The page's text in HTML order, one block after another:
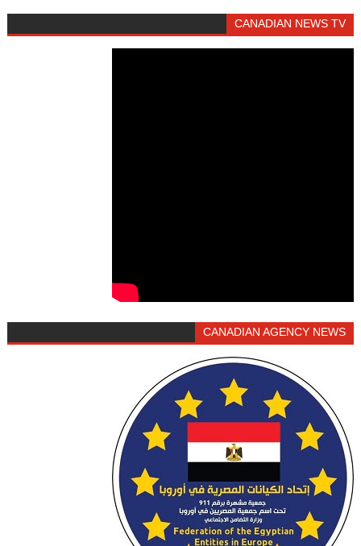
CANADIAN NEWS TV
CANADIAN AGENCY NEWS